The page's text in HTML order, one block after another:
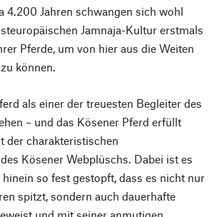
4.200 Jahren schwangen sich wohl
Jamnaja-Kultur erstmals
Pferde, um von hier aus die Weiten
können.
als einer der treuesten Begleiter des
– und das Kösener Pferd erfüllt
der charakteristischen
Kösener Webplüschs. Dabei ist es
hinein so fest gestopft, dass es nicht nur
spitzt, sondern auch dauerhafte